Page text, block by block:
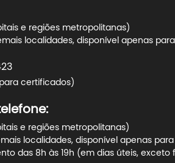
e regiões metropolitanas)
localidades, disponível apenas
certificados)
e regiões metropolitanas)
localidades, disponível apenas
das 8h às 19h (em dias úteis, exceto